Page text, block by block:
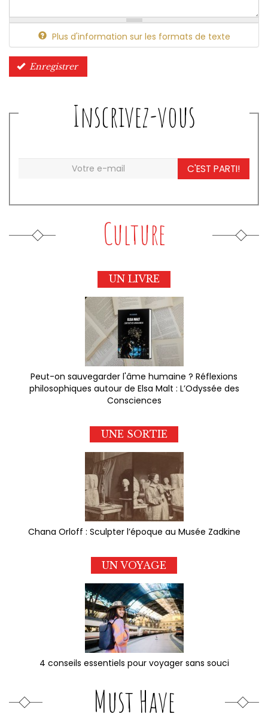
Plus d'information sur les formats de texte
Enregistrer
Inscrivez-vous
C'EST PARTI!
Culture
UN LIVRE
Peut-on sauvegarder l'âme humaine ? Réflexions
philosophiques autour de Elsa Malt : L’Odyssée des
Consciences
UNE SORTIE
Chana Orloff : Sculpter l’époque au Musée Zadkine
UN VOYAGE
4 conseils essentiels pour voyager sans souci
Must Have